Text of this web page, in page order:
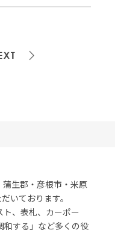
生郡・彦根市・米原
いております。
、表札、カーポー
和する」など多くの役